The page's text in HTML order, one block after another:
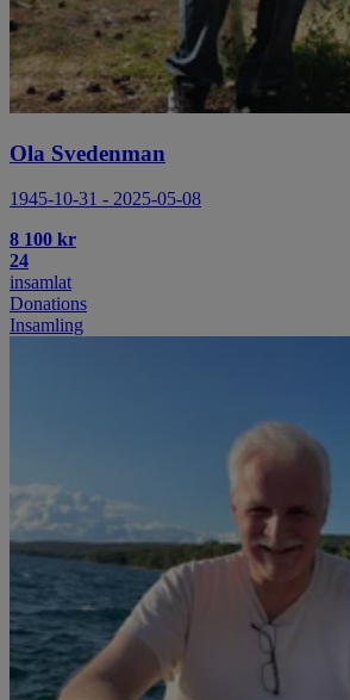
Ola Svedenman
1945-10-31 - 2025-05-08
8 100 kr
24
insamlat
Donations
Insamling